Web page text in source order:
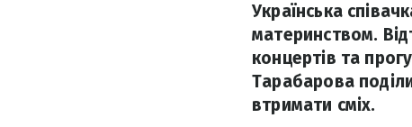
Українська
материнством.
концертів та
Тарабарова
втримати сміх.